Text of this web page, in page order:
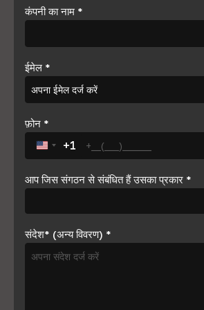
कंपनी का नाम *
ईमेल *
फ़ोन *
United States +1
+1
आप जिस संगठन से संबंधित हैं उसका प्रकार *
संदेश* (अन्य विवरण) *